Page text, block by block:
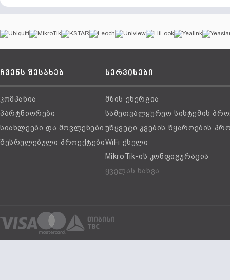
ჩვენს შესახებ
კომპანია
პარტნიორები
სიახლეები და მოვლენები
შესრულებული პროექტები
სერვისები
მზის ენერგია
სამეთვალყურეო სისტემის
უწყვეტი კვების წყაროების
WiFi ქსელი
MikroTik-ის კონფიგურაცია
ყველას ნახვა